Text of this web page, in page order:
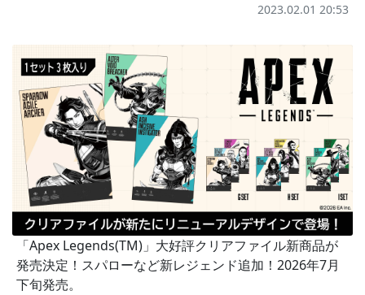
2023.02.01 20:53
「Apex Legends(TM)」大好評クリアファイル新商品が
発売決定！スパローなど新レジェンド追加！2026年7月
下旬発売。